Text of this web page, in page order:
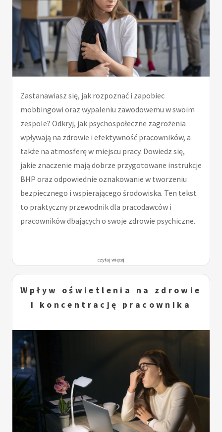
Zastanawiasz się, jak rozpoznać i zapobiec
mobbingowi oraz wypaleniu zawodowemu w swoim
zespole? Odkryj, jak psychospołeczne zagrożenia
wpływają na zdrowie i efektywność pracowników, a
także na atmosferę w miejscu pracy. Dowiedz się,
jakie znaczenie mają dobrze przygotowane instrukcje
BHP oraz odpowiednie oznakowanie w tworzeniu
bezpiecznego i wspierającego środowiska. Ten tekst
to praktyczny przewodnik dla pracodawców i
pracowników dbających o swoje zdrowie psychiczne.
czytaj więcej
Wpływ oświetlenia na zdrowie
i koncentrację pracownika